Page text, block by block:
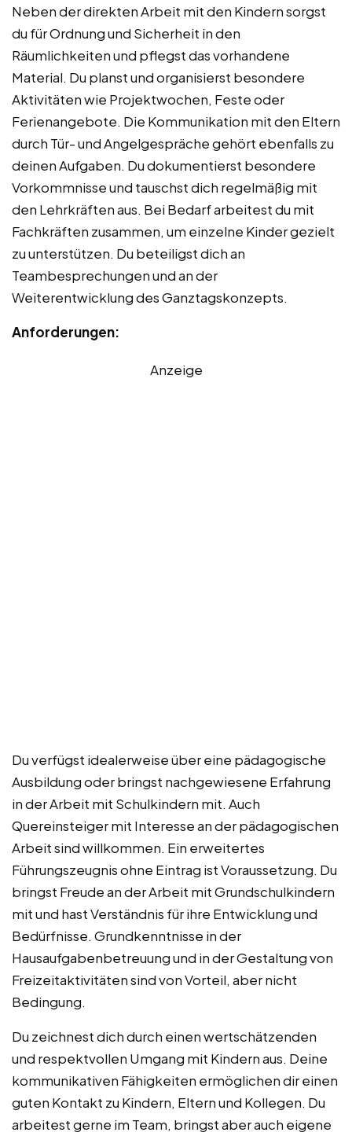
Neben der direkten Arbeit mit den Kindern sorgst
du für Ordnung und Sicherheit in den
Räumlichkeiten und pflegst das vorhandene
Material. Du planst und organisierst besondere
Aktivitäten wie Projektwochen, Feste oder
Ferienangebote. Die Kommunikation mit den Eltern
durch Tür- und Angelgespräche gehört ebenfalls zu
deinen Aufgaben. Du dokumentierst besondere
Vorkommnisse und tauschst dich regelmäßig mit
den Lehrkräften aus. Bei Bedarf arbeitest du mit
Fachkräften zusammen, um einzelne Kinder gezielt
zu unterstützen. Du beteiligst dich an
Teambesprechungen und an der
Weiterentwicklung des Ganztagskonzepts.
Anforderungen:
Anzeige
Du verfügst idealerweise über eine pädagogische
Ausbildung oder bringst nachgewiesene Erfahrung
in der Arbeit mit Schulkindern mit. Auch
Quereinsteiger mit Interesse an der pädagogischen
Arbeit sind willkommen. Ein erweitertes
Führungszeugnis ohne Eintrag ist Voraussetzung. Du
bringst Freude an der Arbeit mit Grundschulkindern
mit und hast Verständnis für ihre Entwicklung und
Bedürfnisse. Grundkenntnisse in der
Hausaufgabenbetreuung und in der Gestaltung von
Freizeitaktivitäten sind von Vorteil, aber nicht
Bedingung.
Du zeichnest dich durch einen wertschätzenden
und respektvollen Umgang mit Kindern aus. Deine
kommunikativen Fähigkeiten ermöglichen dir einen
guten Kontakt zu Kindern, Eltern und Kollegen. Du
arbeitest gerne im Team, bringst aber auch eigene